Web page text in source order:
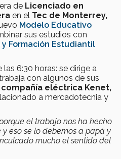
de Licenciado en
en el Tec de Monterrey,
Modelo Educativo
sus estudios con
Formación Estudiantil
6:30 horas: se dirige a
con algunos de sus
eléctrica Kenet,
a mercadotecnia y
el trabajo nos ha hecho
eso se lo debemos a papá y
mucho el sentido del